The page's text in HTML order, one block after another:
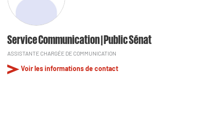
Service Communication | Public Sénat
ASSISTANTE CHARGÉE DE COMMUNICATION
Voir les informations de contact